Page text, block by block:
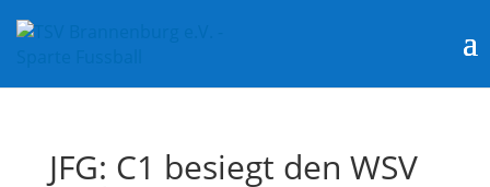
JFG: C1 besiegt den WSV